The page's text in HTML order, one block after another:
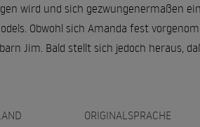
wird und sich gezwungenermaßen
Obwohl sich Amanda fest
Jim. Bald stellt sich jedoch heraus,
ORIGINALSPRACHE